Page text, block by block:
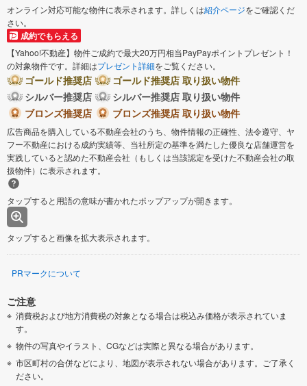
オンライン対応可能な物件に表示されます。詳しくは紹介ページをご確認くだ
さい。
成約でもらえる
【Yahoo!不動産】物件ご成約で最大20万円相当PayPayポイントプレゼント！
の対象物件です。詳細はプレゼント詳細をご覧ください。
ゴールド推奨店
ゴールド推奨店 取り扱い物件
シルバー推奨店
シルバー推奨店 取り扱い物件
ブロンズ推奨店
ブロンズ推奨店 取り扱い物件
広告商品を購入している不動産会社のうち、物件情報の正確性、法令遵守、ヤ
フー不動産における成約実績等、当社所定の基準を満たした優良な店舗運営を
実践していると認めた不動産会社（もしくは当該認定を受けた不動産会社の取
扱物件）に表示されます。
タップすると用語の意味が書かれたポップアップが開きます。
タップすると画像を拡大表示されます。
PRマークについて
ご注意
消費税および地方消費税の対象となる場合は税込み価格が表示されていま
す。
物件の写真やイラスト、CGなどは実際と異なる場合があります。
市区町村の合併などにより、地図が表示されない場合があります。ご了承く
ださい。